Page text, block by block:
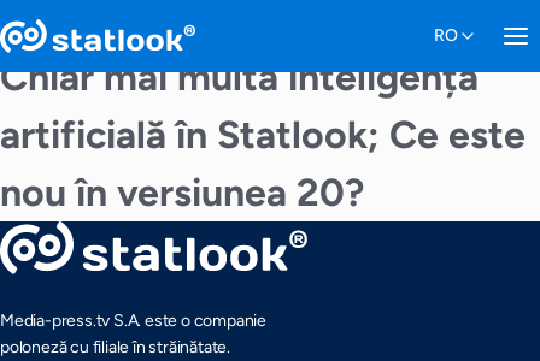
Chiar mai multă inteligență
artificială în Statlook; Ce este
nou în versiunea 20?
Media-press.tv S.A. este o companie
poloneză cu filiale în străinătate.